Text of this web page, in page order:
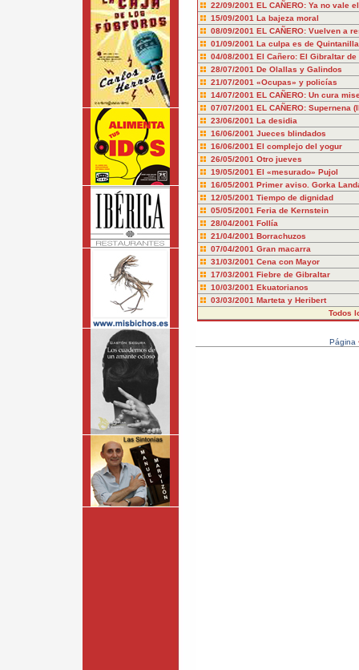
22/09/2001 EL CAÑERO: Ya no vale
15/09/2001 La bajeza moral
08/09/2001 EL CAÑERO: Vuelven a
01/09/2001 La culpa es de Quintanilla
04/08/2001 El Cañero: El Gibraltar
28/07/2001 De Olallas y Galindos
21/07/2001 «Ocupas» y policías
14/07/2001 EL CAÑERO: Un cura
07/07/2001 EL CAÑERO: Supernena
23/06/2001 La desidia
16/06/2001 Jueces blindados
16/06/2001 El complejo del yogur
26/05/2001 Otro jueves
19/05/2001 El «mesurado» Pujol
16/05/2001 Primer aviso. Gorka
12/05/2001 Tiempo de dignidad
05/05/2001 Feria de Kernstein
28/04/2001 Follía
21/04/2001 Borrachuzos
07/04/2001 Gran macarra
31/03/2001 Cena con Mayor
17/03/2001 Fiebre de Gibraltar
10/03/2001 Ekuatorianos
03/03/2001 Marteta y Heribert
Todos
Página